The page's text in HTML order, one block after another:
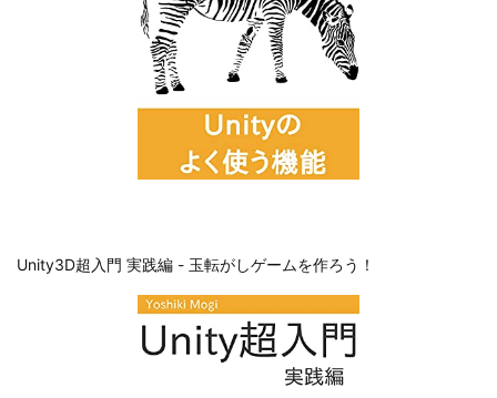
Unity3D超入門 実践編 - 玉転がしゲームを作ろう！